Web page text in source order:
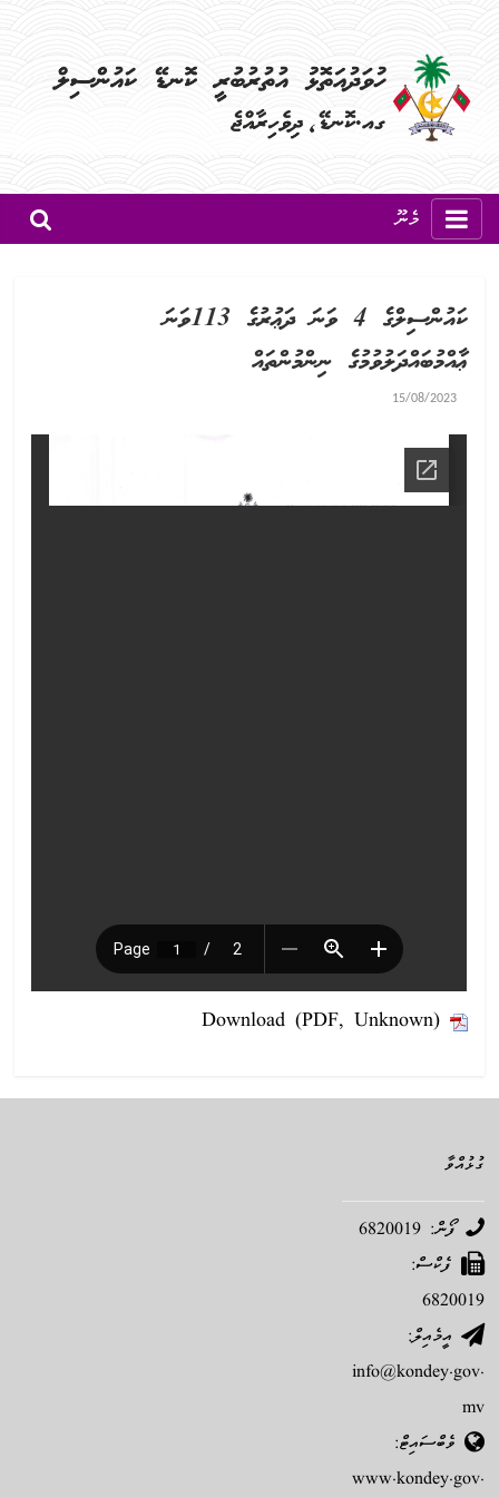
މެނޫ
ކައުންސިލްގެ 4 ވަނަ ދަޢުރުގެ 113ވަނަ
ޢާއްމުބައްދަލުވުމުގެ ނިންމުންތައް
15/08/2023
Download (PDF, Unknown)
ގުޅުއްވާ
ފޯން: 6820019
ފެކްސް:
6820019
އީމެއިލް:
info@kondey.gov.
mv
ވެބްސައިޓް:
www.kondey.gov.